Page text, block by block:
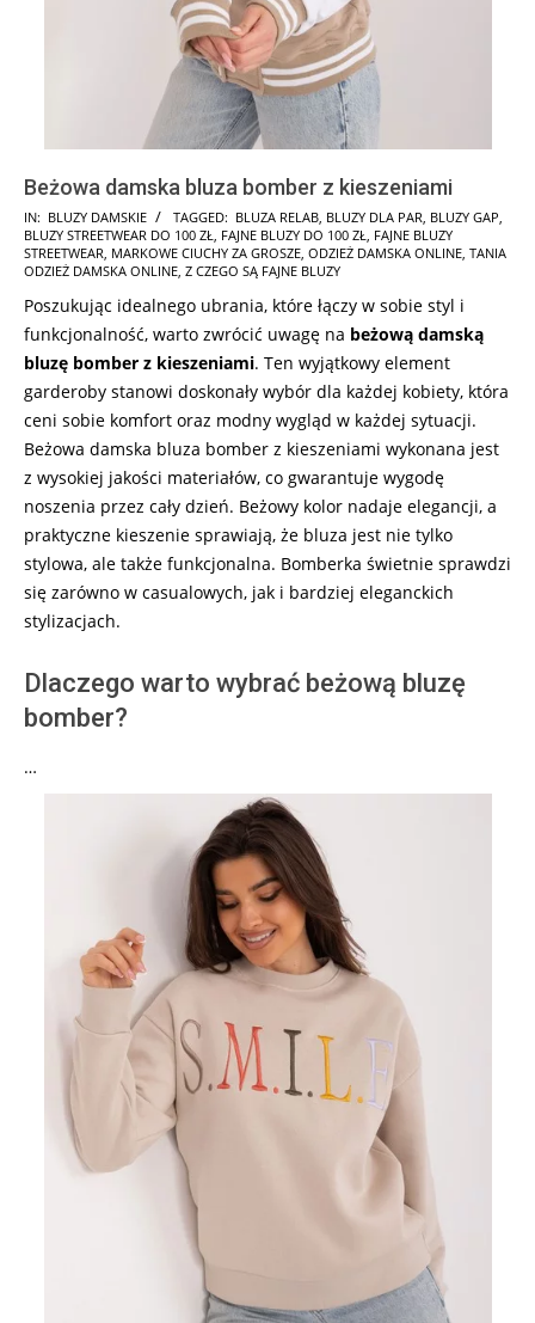
Beżowa damska bluza bomber z kieszeniami
2024-
09-
13
IN: BLUZY DAMSKIE TAGGED: BLUZA RELAB BLUZY DLA PAR BLUZY GAP
BLUZY STREETWEAR DO 100 ZŁ FAJNE BLUZY DO 100 ZŁ FAJNE BLUZY
STREETWEAR MARKOWE CIUCHY ZA GROSZE ODZIEŻ DAMSKA ONLINE TANIA
ODZIEŻ DAMSKA ONLINE Z CZEGO SĄ FAJNE BLUZY
Poszukując idealnego ubrania, które łączy w sobie styl i
funkcjonalność, warto zwrócić uwagę na beżową damską
bluzę bomber z kieszeniami. Ten wyjątkowy element
garderoby stanowi doskonały wybór dla każdej kobiety, która
ceni sobie komfort oraz modny wygląd w każdej sytuacji.
Beżowa damska bluza bomber z kieszeniami wykonana jest
z wysokiej jakości materiałów, co gwarantuje wygodę
noszenia przez cały dzień. Beżowy kolor nadaje elegancji, a
praktyczne kieszenie sprawiają, że bluza jest nie tylko
stylowa, ale także funkcjonalna. Bomberka świetnie sprawdzi
się zarówno w casualowych, jak i bardziej eleganckich
stylizacjach.
Dlaczego warto wybrać beżową bluzę
bomber?
…